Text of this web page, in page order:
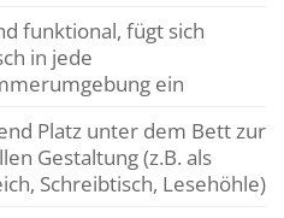
funktional, fügt sich
in jede
ein
Platz unter dem Bett zur
Gestaltung (z.B. als
Schreibtisch, Lesehöhle)